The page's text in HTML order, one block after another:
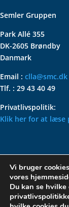
Semler Gruppen
Park Allé 355
DK-2605 Brøndby
Danmark
Email : clla@smc.dk
Tlf. : 29 43 40 49
Privatlivspolitik:
Klik her for at læse
Vi bruger
vores
Du kan se